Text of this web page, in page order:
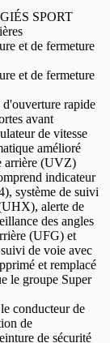
SPORT
et de fermeture
et de fermeture
d'ouverture rapide
avant
de vitesse
amélioré
arrière (UVZ)
indicateur
système de suivi
alerte de
des angles
(UFG) et
de voie avec
et remplacé
le groupe Super
conducteur de
de
de sécurité